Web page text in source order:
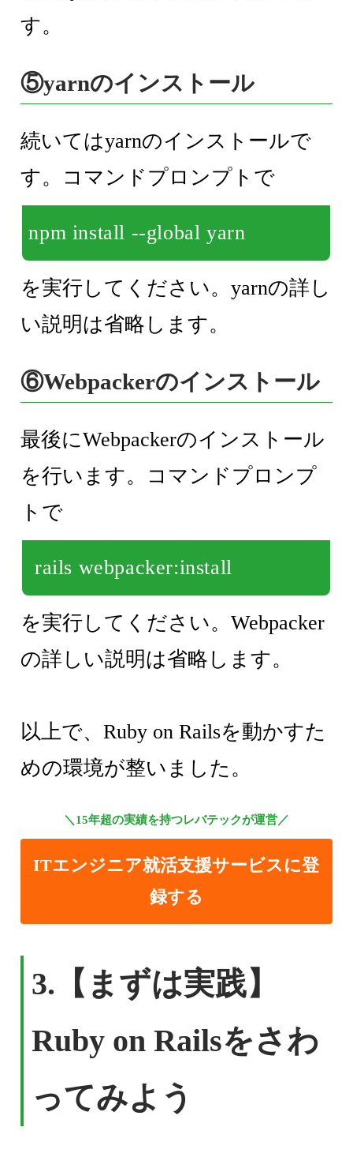
す。
⑤yarnのインストール
続いてはyarnのインストールで
す。コマンドプロンプトで
npm install --global yarn
を実行してください。yarnの詳し
い説明は省略します。
⑥Webpackerのインストール
最後にWebpackerのインストール
を行います。コマンドプロンプ
トで
rails webpacker:install
を実行してください。Webpacker
の詳しい説明は省略します。
以上で、Ruby on Railsを動かすた
めの環境が整いました。
＼15年超の実績を持つレバテックが運営／
ITエンジニア就活支援サービスに登
録する
3.【まずは実践】
Ruby on Railsをさわ
ってみよう